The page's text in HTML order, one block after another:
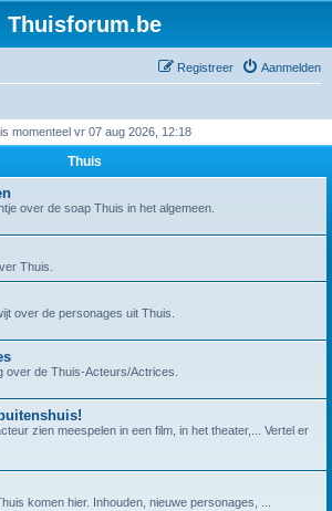
Thuisforum.be
Aanmelden
Registreer
momenteel vr 07 aug 2026, 12:18
Thuis
over de soap Thuis in het algemeen.
Thuis.
over de personages uit Thuis.
over de Thuis-Acteurs/Actrices.
zien meespelen in een film, in het theater,... Vertel er
komen hier. Inhouden, nieuwe personages, ...